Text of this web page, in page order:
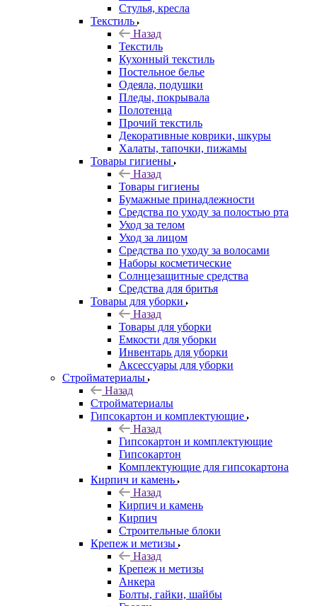
Стулья, кресла
Текстиль
Назад
Текстиль
Кухонный текстиль
Постельное белье
Одеяла, подушки
Пледы, покрывала
Полотенца
Прочий текстиль
Декоративные коврики, шкуры
Халаты, тапочки, пижамы
Товары гигиены
Назад
Товары гигиены
Бумажные принадлежности
Средства по уходу за полостью рта
Уход за телом
Уход за лицом
Средства по уходу за волосами
Наборы косметические
Солнцезащитные средства
Средства для бритья
Товары для уборки
Назад
Товары для уборки
Емкости для уборки
Инвентарь для уборки
Аксессуары для уборки
Стройматериалы
Назад
Стройматериалы
Гипсокартон и комплектующие
Назад
Гипсокартон и комплектующие
Гипсокартон
Комплектующие для гипсокартона
Кирпич и камень
Назад
Кирпич и камень
Кирпич
Строительные блоки
Крепеж и метизы
Назад
Крепеж и метизы
Анкера
Болты, гайки, шайбы